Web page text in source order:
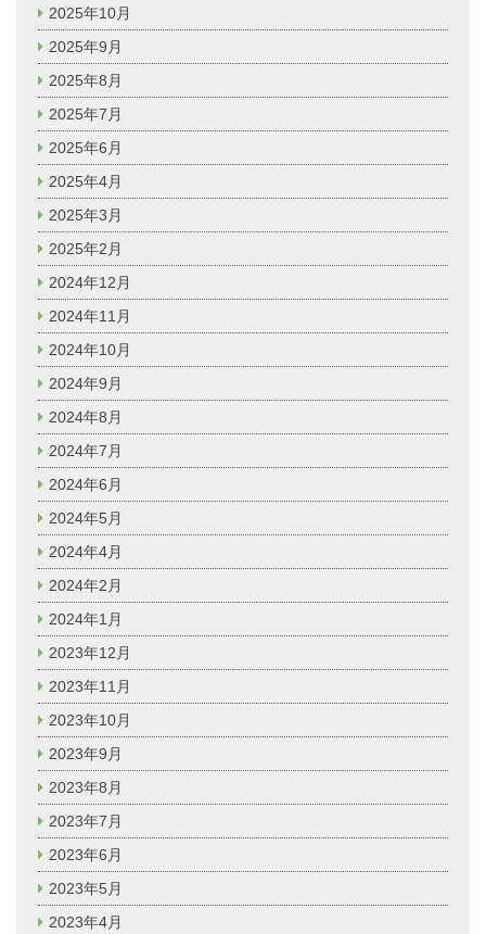
2025年10月
2025年9月
2025年8月
2025年7月
2025年6月
2025年4月
2025年3月
2025年2月
2024年12月
2024年11月
2024年10月
2024年9月
2024年8月
2024年7月
2024年6月
2024年5月
2024年4月
2024年2月
2024年1月
2023年12月
2023年11月
2023年10月
2023年9月
2023年8月
2023年7月
2023年6月
2023年5月
2023年4月